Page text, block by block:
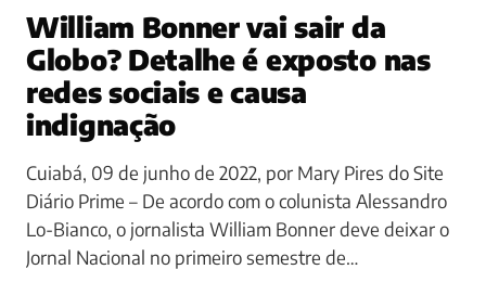
William Bonner vai sair da
Globo? Detalhe é exposto nas
redes sociais e causa
indignação
Cuiabá, 09 de junho de 2022, por Mary Pires do Site
Diário Prime – De acordo com o colunista Alessandro
Lo-Bianco, o jornalista William Bonner deve deixar o
Jornal Nacional no primeiro semestre de…